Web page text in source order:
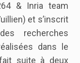
& Inria team
et s’inscrit
recherches
dans le
suite à deux